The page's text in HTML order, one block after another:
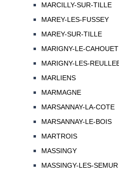
MARCILLY-SUR-TILLE
MAREY-LES-FUSSEY
MAREY-SUR-TILLE
MARIGNY-LE-CAHOUET
MARIGNY-LES-
MARLIENS
MARMAGNE
MARSANNAY-LA-COTE
MARSANNAY-LE-BOIS
MARTROIS
MASSINGY
MASSINGY-LES-SEMUR